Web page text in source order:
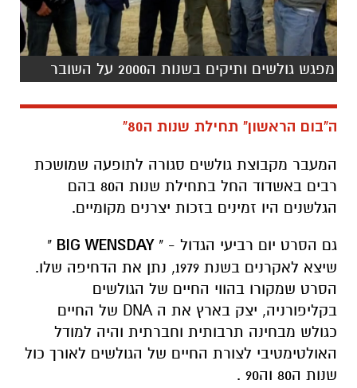
מפגש גולשים ותיקים בשנות ה2000 על השובר
ה"בום הראשון" תחילת שנות ה80"
המעבר מקבוצת גולשים סגורה לתופעה שמושכת
רבים באשדוד החל בתחילת שנות ה80 בהם
הגלשנים היו זמינים בזכות יצרנים מקומיים.
גם הסרט יום רביעי הגדול - "BIG WENSDAY
"
שיצא לאקרנים בשנת 1979, נתן את הדחיפה שלו.
הסרט שמקורו בהווי החיים של הגולשים
בקליפורניה, יצק בארץ את הDNA של החיים
כגולש מבחינה תרבותית וחברתית והיה למודל
האולטימטיבי לצורת החיים של הגולשים לאורך כול
שנות ה80 וה90 .